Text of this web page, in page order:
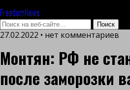
FreedomNews
27.02.2022 • нет комментариев
Монтян: РФ не
после заморозки